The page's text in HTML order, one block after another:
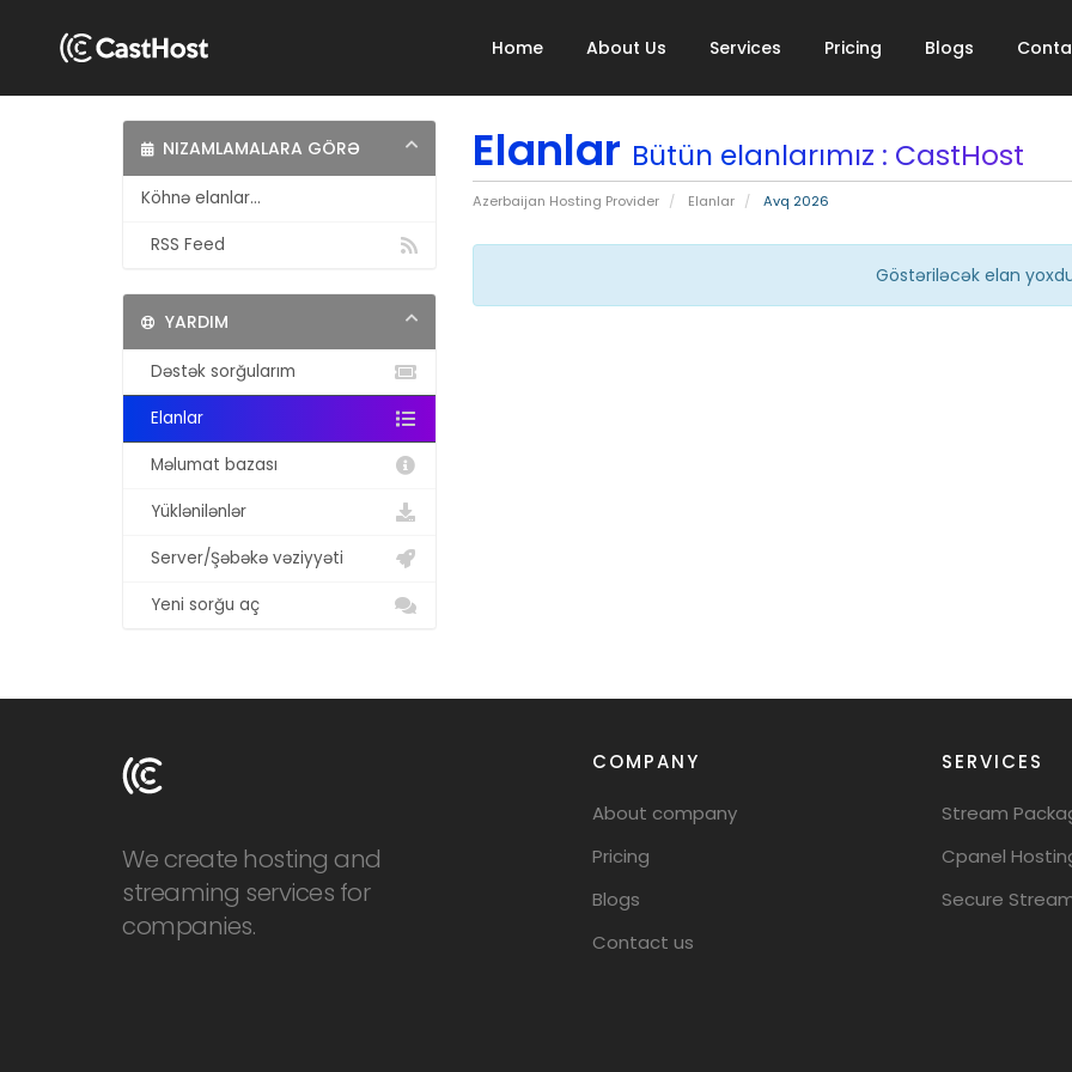
Home About Us Services Pricing Blogs
Elanlar Bütün elanlarımız : CastHost
Azerbaijan Hosting Provider Elanlar Avq 2026
NIZAMLAMALARA GÖRƏ
Köhnə elanlar...
RSS Feed
Göstəriləcək elan
YARDIM
Dəstək sorğularım
Elanlar
Məlumat bazası
Yüklənilənlər
Server/Şəbəkə vəziyyəti
Yeni sorğu aç
We create hosting and
streaming services for
companies.
COMPANY
About company
Pricing
Blogs
Contact us
SERVICES
Stream
Cpanel
Secure